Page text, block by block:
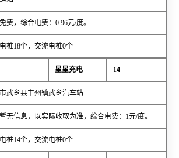
费，综合电费：0.96元/度。
桩18个，交流电桩0个
星星充电 14
武乡县丰州镇武乡汽车站
无信息，以实际收取为准，综合电费：1元/度。
桩14个，交流电桩0个